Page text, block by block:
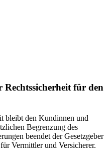
Rechtssicherheit für den
bleibt den Kundinnen und
Begrenzung des
beendet der Gesetzgeber
Vermittler und Versicherer.